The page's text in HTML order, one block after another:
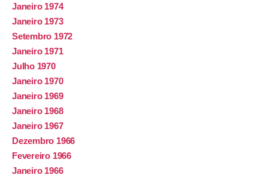
Janeiro 1974
Janeiro 1973
Setembro 1972
Janeiro 1971
Julho 1970
Janeiro 1970
Janeiro 1969
Janeiro 1968
Janeiro 1967
Dezembro 1966
Fevereiro 1966
Janeiro 1966